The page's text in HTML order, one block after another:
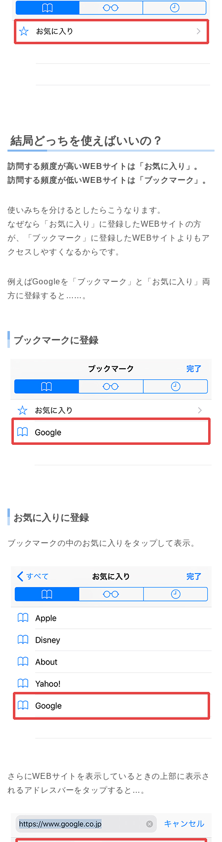
結局どっちを使えばいいの？
訪問する頻度が高いWEBサイトは「お気に入り」。
訪問する頻度が低いWEBサイトは「ブックマーク」。
使いみちを分けるとしたらこうなります。
なぜなら「お気に入り」に登録したWEBサイトの方
が、「ブックマーク」に登録したWEBサイトよりもア
クセスしやすくなるからです。
例えばGoogleを「ブックマーク」と「お気に入り」両
方に登録すると……。
ブックマークに登録
お気に入りに登録
ブックマークの中のお気に入りをタップして表示。
さらにWEBサイトを表示しているときの上部に表示さ
れるアドレスバーをタップすると…。